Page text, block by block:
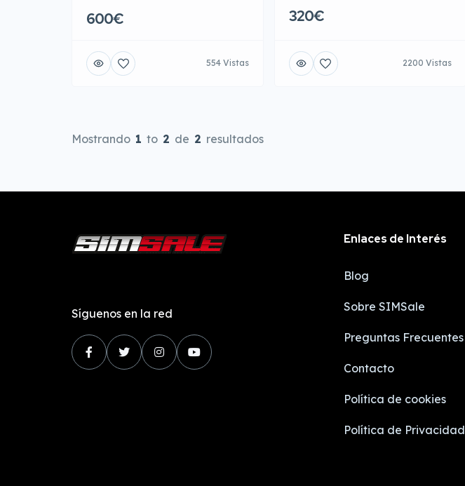
600€
554 Vistas
320€
2200 Vistas
Mostrando 1 to 2 de 2 resultados
Síguenos en la red
Enlaces de Interés
Blog
Sobre SIMSale
Preguntas Frecuentes
Contacto
Política de cookies
Política de Privacidad